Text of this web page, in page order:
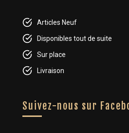
Articles Neuf
Disponibles tout de suite
Sur place
Livraison
Suivez-nous sur